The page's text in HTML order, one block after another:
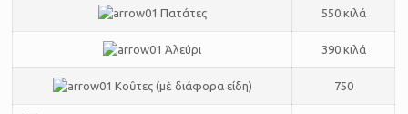
Πατάτες 550 κιλά
Ἀλεύρι 390 κιλά
Κοῦτες (μὲ διάφορα είδη) 750